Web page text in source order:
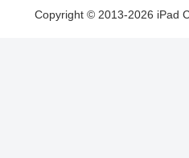
Copyright © 2013-2026 iPad